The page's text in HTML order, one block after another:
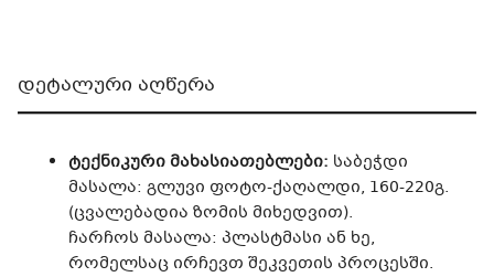
დეტალური აღწერა
ტექნიკური მახასიათებლები: საბეჭდი
მასალა: გლუვი ფოტო-ქაღალდი, 160-220გ.
(ცვალებადია ზომის მიხედვით).
ჩარჩოს მასალა: პლასტმასი ან ხე,
რომელსაც ირჩევთ შეკვეთის პროცესში.